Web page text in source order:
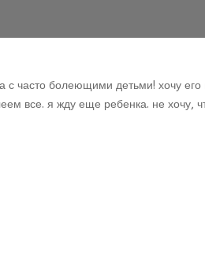
часто болеющими детьми! хочу его
все. я жду еще ребенка. не хочу,